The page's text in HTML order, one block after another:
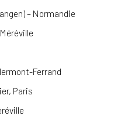
– Normandie
Ferrand
Paris